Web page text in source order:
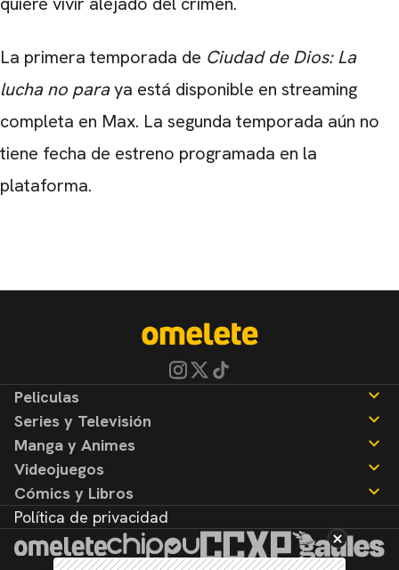
La primera temporada de Ciudad de Dios: La
lucha no paraya está disponible en streaming
completa en Max. La segunda temporada aún no
tiene fecha de estreno programada en la
plataforma.
Peliculas
Noticias
Reseñas
Series y Televisión
Noticias
Reseñas
Manga y Animes
Noticias
Reseñas
Videojuegos
Noticias
Reseñas
Cómics y Libros
Noticias
Reseñas
Política de privacidad